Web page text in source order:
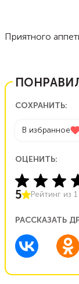
Приятного
СОХРАНИТЬ:
В избранное
ОЦЕНИТЬ:
5 Рейтинг из 1
РАССКАЗАТЬ